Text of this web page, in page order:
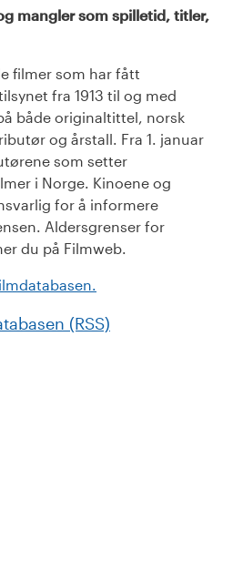
mangler som spilletid, titler,
filmer som har fått
fra 1913 til og med
både originaltittel, norsk
og årstall. Fra 1. januar
som setter
i Norge. Kinoene og
for å informere
Aldersgrenser for
du på Filmweb.
(RSS)